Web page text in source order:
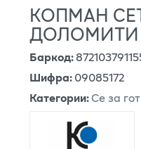
КОПМАН
ДОЛОМИТИ
Баркод:
Шифра:09085172
Категории:Се за